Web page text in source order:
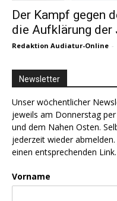
Der Kampf gegen
die Aufklärung der
Redaktion Audiatur-Online -
Newsletter
Unser wöchentlicher
jeweils am Donnerstag
und dem Nahen Osten.
jederzeit wieder
einen entsprechenden Link.
Vorname